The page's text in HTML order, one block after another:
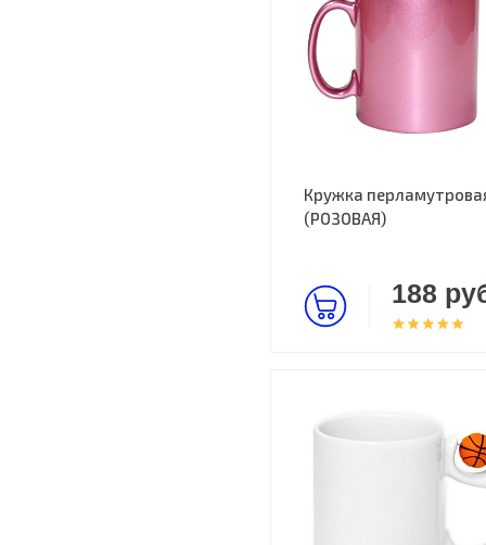
Кружка
(РОЗОВАЯ)
188